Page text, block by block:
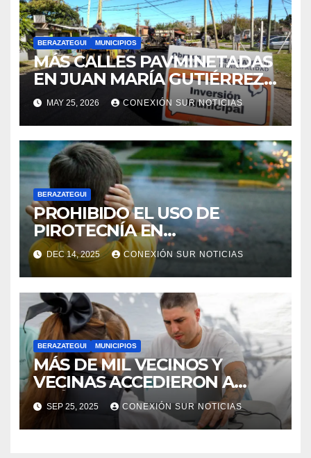
BERAZATEGUI MUNICIPIOS
MÁS CALLES PAVMINETADAS
EN JUAN MARÍA GUTIÉRREZ
DE BERAZATEGUI
MAY 25, 2026 CONEXIÓN SUR NOTICIAS
BERAZATEGUI
PROHIBIDO EL USO DE
PIROTECNÍA EN
BERAZATEGUI
DEC 14, 2025 CONEXIÓN SUR NOTICIAS
BERAZATEGUI MUNICIPIOS
MÁS DE MIL VECINOS Y
VECINAS ACCEDIERON A
TRÁMITES DE
DOCUMENTACIÓN EN
BERAZATEGUI
SEP 25, 2025 CONEXIÓN SUR NOTICIAS